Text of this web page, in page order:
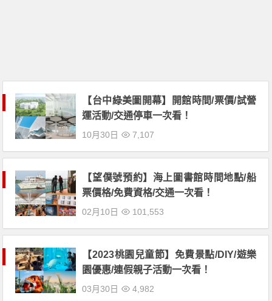
【台中綠美圖開幕】開館時間/票價/試營
運活動/交通停車一次看！
10月30日 7,107
【望僕號預約】海上圖書館時間地點/船
票價格/免費資格/交通一次看！
02月10日 101,553
【2023桃園兒童節】免費景點/DIY/遊樂
園優惠/連假親子活動一次看！
03月30日 4,982